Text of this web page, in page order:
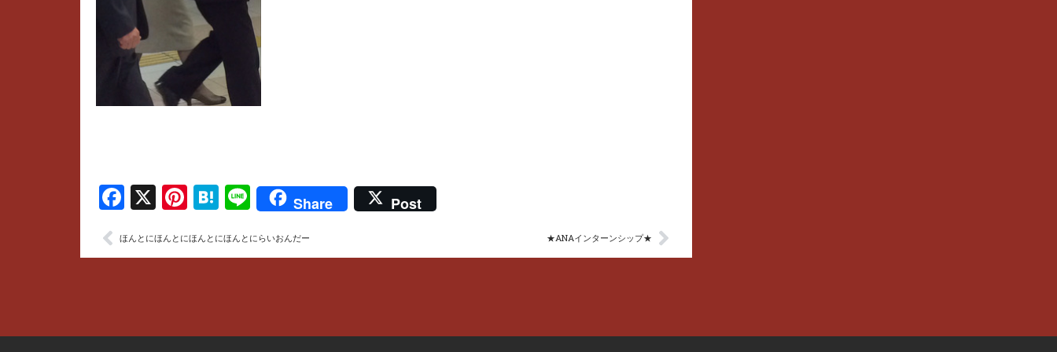
Facebook
X Pinterest
Hatena
LineShare Post
ほんとにほんとにほんとにほんとにらいおんだー ★ANAインターンシップ★